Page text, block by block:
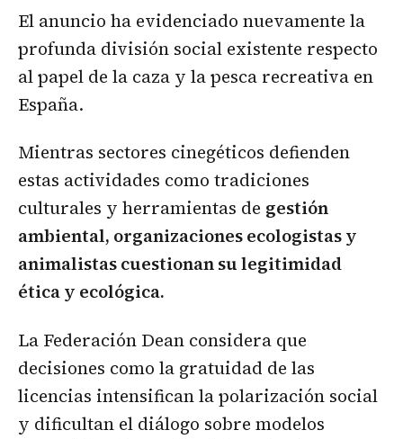
El anuncio ha evidenciado nuevamente la
profunda división social existente respecto
al papel de la caza y la pesca recreativa en
España.
Mientras sectores cinegéticos defienden
estas actividades como tradiciones
culturales y herramientas de gestión
ambiental, organizaciones ecologistas y
animalistas cuestionan su legitimidad
ética y ecológica.
La Federación Dean considera que
decisiones como la gratuidad de las
licencias intensifican la polarización social
y dificultan el diálogo sobre modelos